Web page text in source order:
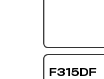
F315DF